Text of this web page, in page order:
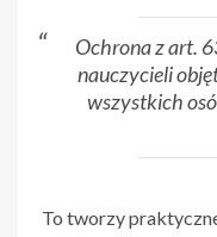
Ochrona z art.
nauczycieli
wszystkich
To tworzy